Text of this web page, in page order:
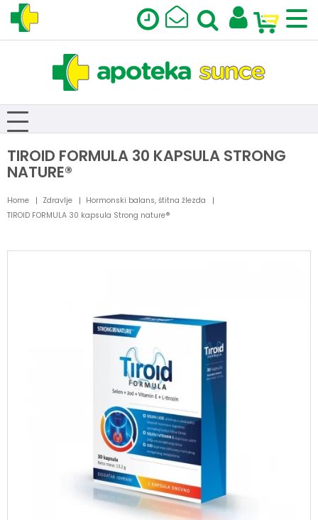
TIROID FORMULA 30 KAPSULA STRONG
NATURE®
Home Zdravlje
Hormonski balans, štitna žlezda
TIROID FORMULA 30 kapsula Strong nature®